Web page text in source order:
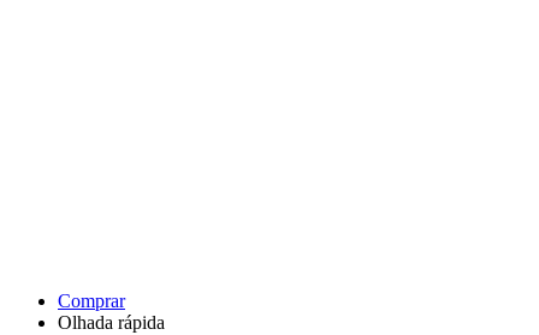
Comprar
Olhada rápida